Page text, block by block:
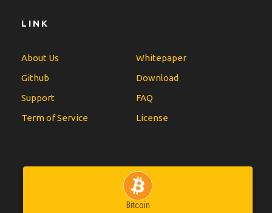
LINK
About Us
Whitepaper
Github
Download
Support
FAQ
Term of Service
License
Bitcoin